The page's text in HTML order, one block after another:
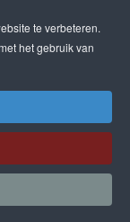
1
te verbeteren.
het gebruik van